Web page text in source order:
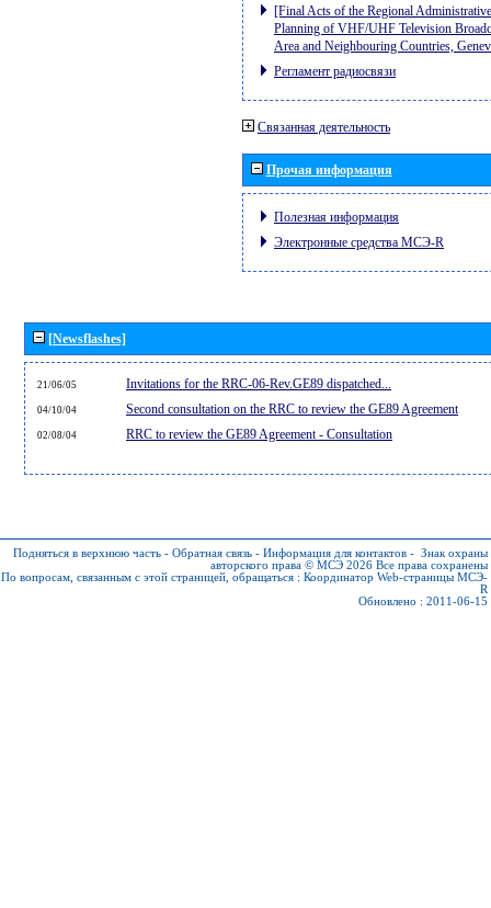
[Final Acts of the Regional
Planning of VHF/UHF Television
Area and Neighbouring Countries,
Регламент радиосвязи
Связанная деятельность
Прочая информация
Полезная информация
Электронные средства МСЭ-R
[Newsflashes]
21/06/05 Invitations for the RRC-06-Rev.GE89 dispatched...
04/10/04 Second consultation on the RRC to review the GE89 Agreement
02/08/04 RRC to review the GE89 Agreement - Consultation
Подняться в верхнюю часть - Обратная связь - Информация для контактов - Знак охраны
авторского права © МСЭ 2026 Все права сохранены
По вопросам, связанным с этой страницей, обращаться : Координатор Web-страницы МСЭ-
R
Обновлено : 2011-06-15